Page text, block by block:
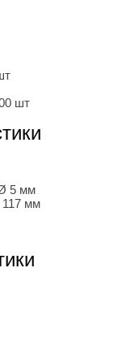
шт
5 мм
117 мм